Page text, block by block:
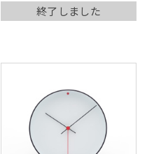
終了しました